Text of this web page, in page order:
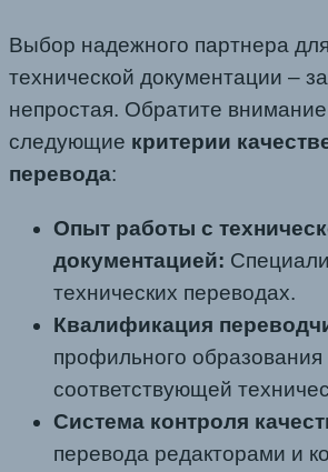
Выбор надежного партнера
технической документации –
непростая. Обратите
следующие критерии
перевода:
Опыт работы с
документацией:
технических переводах.
Квалификация
профильного
соответствующей
Система контроля
перевода редакторами и